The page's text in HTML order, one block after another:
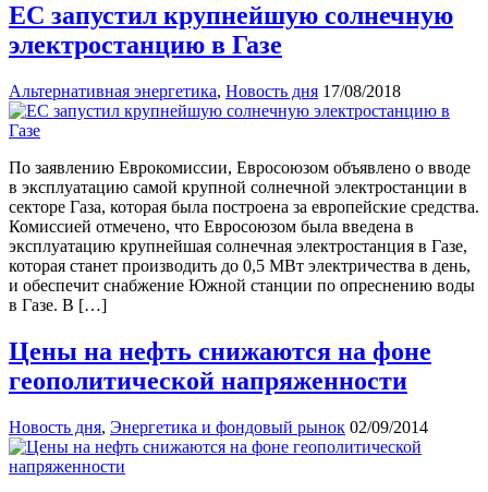
ЕС запустил крупнейшую солнечную
электростанцию в Газе
Альтернативная энергетика, Новость дня 17/08/2018
По заявлению Еврокомиссии, Евросоюзом объявлено о вводе
в эксплуатацию самой крупной солнечной электростанции в
секторе Газа, которая была построена за европейские средства.
Комиссией отмечено, что Евросоюзом была введена в
эксплуатацию крупнейшая солнечная электростанция в Газе,
которая станет производить до 0,5 МВт электричества в день,
и обеспечит снабжение Южной станции по опреснению воды
в Газе. В […]
Цены на нефть снижаются на фоне
геополитической напряженности
Новость дня, Энергетика и фондовый рынок 02/09/2014